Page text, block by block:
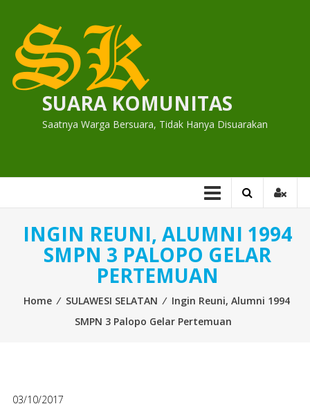
content
SUARA KOMUNITAS
Saatnya Warga Bersuara, Tidak Hanya Disuarakan
INGIN REUNI, ALUMNI 1994
SMPN 3 PALOPO GELAR
PERTEMUAN
Home ⁄ SULAWESI SELATAN ⁄ Ingin Reuni, Alumni 1994
SMPN 3 Palopo Gelar Pertemuan
03/10/2017